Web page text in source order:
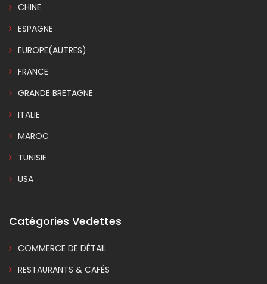
CHINE
ESPAGNE
EUROPE(AUTRES)
FRANCE
GRANDE BRETAGNE
ITALIE
MAROC
TUNISIE
USA
Catégories Vedettes
COMMERCE DE DÉTAIL
RESTAURANTS & CAFÉS